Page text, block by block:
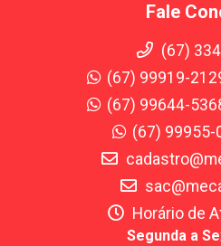
Fale
(67)
(67) 99919-
(67) 99644-
(67) 99955-
Horário de
Segunda a